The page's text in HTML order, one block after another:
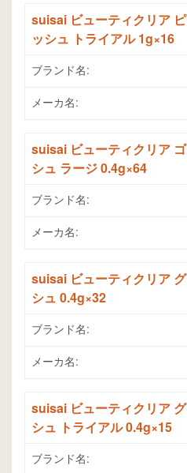
suisai ビューティクリア
ッシュ トライアル 1g×16
ブランド名:
メーカ名:
suisai ビューティクリア
シュ ラージ 0.4g×64
ブランド名:
メーカ名:
suisai ビューティクリア
シュ 0.4g×32
ブランド名:
メーカ名:
suisai ビューティクリア
シュ トライアル 0.4g×15
ブランド名: